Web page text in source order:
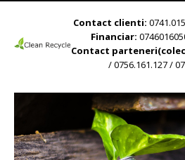
Contact clienti:
Financiar:
Contact
/ 0756.161.127 /